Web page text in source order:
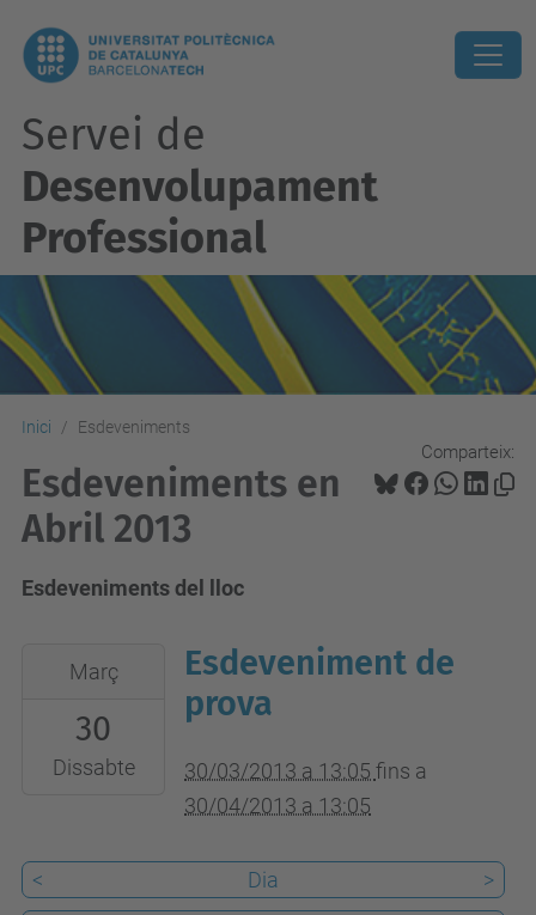
Servei de
Desenvolupament
Professional
Inici Esdeveniments
Comparteix:
Esdeveniments en
Abril 2013
Esdeveniments del lloc
2013-
30T13:05:00+01:00
2013-
Març
30
Dissabte
Esdeveniment de
prova
30/03/2013 a 13:05 fins a
30/04/2013 a 13:05
< Dia
>